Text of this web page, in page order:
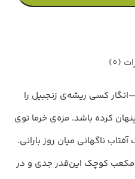
(0)
کسی ریشه‌ی زنجبیل را
کرده باشد. مزه‌ی خرما توی
ناگهانی میان روز بارانی.
کوچک این‌قدر جدی و در